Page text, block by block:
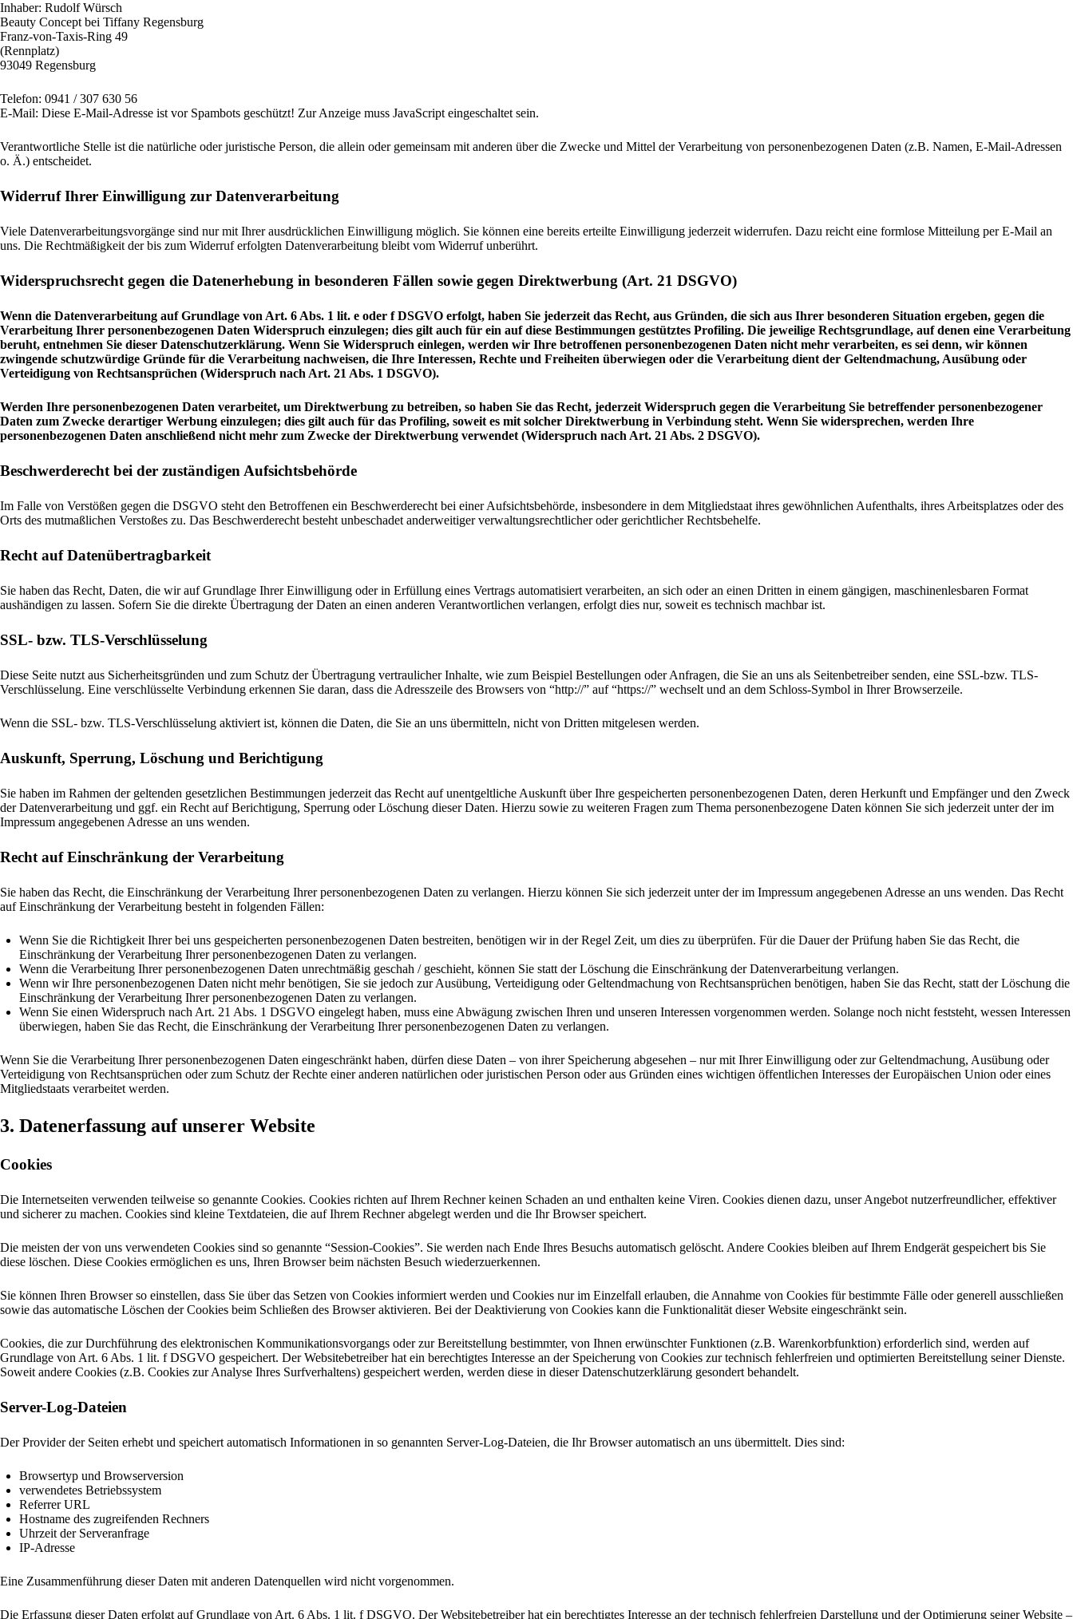
Inhaber: Rudolf Würsch
Beauty Concept bei Tiffany Regensburg
Franz-von-Taxis-Ring 49
(Rennplatz)
93049 Regensburg
Telefon: 0941 / 307 630 56
E-Mail: Diese E-Mail-Adresse ist vor Spambots geschützt! Zur Anzeige muss JavaScript eingeschaltet sein.
Verantwortliche Stelle ist die natürliche oder juristische Person, die allein oder gemeinsam mit anderen über die Zwecke und Mittel der Verarbeitung von personenbezogenen Daten (z.B. Namen, E-Mail-Adressen
o. Ä.) entscheidet.
Widerruf Ihrer Einwilligung zur Datenverarbeitung
Viele Datenverarbeitungsvorgänge sind nur mit Ihrer ausdrücklichen Einwilligung möglich. Sie können eine bereits erteilte Einwilligung jederzeit widerrufen. Dazu reicht eine formlose Mitteilung per E-Mail an
uns. Die Rechtmäßigkeit der bis zum Widerruf erfolgten Datenverarbeitung bleibt vom Widerruf unberührt.
Widerspruchsrecht gegen die Datenerhebung in besonderen Fällen sowie gegen Direktwerbung (Art. 21 DSGVO)
Wenn die Datenverarbeitung auf Grundlage von Art. 6 Abs. 1 lit. e oder f DSGVO erfolgt, haben Sie jederzeit das Recht, aus Gründen, die sich aus Ihrer besonderen Situation ergeben, gegen die
Verarbeitung Ihrer personenbezogenen Daten Widerspruch einzulegen; dies gilt auch für ein auf diese Bestimmungen gestütztes Profiling. Die jeweilige Rechtsgrundlage, auf denen eine Verarbeitung
beruht, entnehmen Sie dieser Datenschutzerklärung. Wenn Sie Widerspruch einlegen, werden wir Ihre betroffenen personenbezogenen Daten nicht mehr verarbeiten, es sei denn, wir können
zwingende schutzwürdige Gründe für die Verarbeitung nachweisen, die Ihre Interessen, Rechte und Freiheiten überwiegen oder die Verarbeitung dient der Geltendmachung, Ausübung oder
Verteidigung von Rechtsansprüchen (Widerspruch nach Art. 21 Abs. 1 DSGVO).
Werden Ihre personenbezogenen Daten verarbeitet, um Direktwerbung zu betreiben, so haben Sie das Recht, jederzeit Widerspruch gegen die Verarbeitung Sie betreffender personenbezogener
Daten zum Zwecke derartiger Werbung einzulegen; dies gilt auch für das Profiling, soweit es mit solcher Direktwerbung in Verbindung steht. Wenn Sie widersprechen, werden Ihre
personenbezogenen Daten anschließend nicht mehr zum Zwecke der Direktwerbung verwendet (Widerspruch nach Art. 21 Abs. 2 DSGVO).
Beschwerderecht bei der zuständigen Aufsichtsbehörde
Im Falle von Verstößen gegen die DSGVO steht den Betroffenen ein Beschwerderecht bei einer Aufsichtsbehörde, insbesondere in dem Mitgliedstaat ihres gewöhnlichen Aufenthalts, ihres Arbeitsplatzes oder des
Orts des mutmaßlichen Verstoßes zu. Das Beschwerderecht besteht unbeschadet anderweitiger verwaltungsrechtlicher oder gerichtlicher Rechtsbehelfe.
Recht auf Datenübertragbarkeit
Sie haben das Recht, Daten, die wir auf Grundlage Ihrer Einwilligung oder in Erfüllung eines Vertrags automatisiert verarbeiten, an sich oder an einen Dritten in einem gängigen, maschinenlesbaren Format
aushändigen zu lassen. Sofern Sie die direkte Übertragung der Daten an einen anderen Verantwortlichen verlangen, erfolgt dies nur, soweit es technisch machbar ist.
SSL- bzw. TLS-Verschlüsselung
Diese Seite nutzt aus Sicherheitsgründen und zum Schutz der Übertragung vertraulicher Inhalte, wie zum Beispiel Bestellungen oder Anfragen, die Sie an uns als Seitenbetreiber senden, eine SSL-bzw. TLS-
Verschlüsselung. Eine verschlüsselte Verbindung erkennen Sie daran, dass die Adresszeile des Browsers von “http://” auf “https://” wechselt und an dem Schloss-Symbol in Ihrer Browserzeile.
Wenn die SSL- bzw. TLS-Verschlüsselung aktiviert ist, können die Daten, die Sie an uns übermitteln, nicht von Dritten mitgelesen werden.
Auskunft, Sperrung, Löschung und Berichtigung
Sie haben im Rahmen der geltenden gesetzlichen Bestimmungen jederzeit das Recht auf unentgeltliche Auskunft über Ihre gespeicherten personenbezogenen Daten, deren Herkunft und Empfänger und den Zweck
der Datenverarbeitung und ggf. ein Recht auf Berichtigung, Sperrung oder Löschung dieser Daten. Hierzu sowie zu weiteren Fragen zum Thema personenbezogene Daten können Sie sich jederzeit unter der im
Impressum angegebenen Adresse an uns wenden.
Recht auf Einschränkung der Verarbeitung
Sie haben das Recht, die Einschränkung der Verarbeitung Ihrer personenbezogenen Daten zu verlangen. Hierzu können Sie sich jederzeit unter der im Impressum angegebenen Adresse an uns wenden. Das Recht
auf Einschränkung der Verarbeitung besteht in folgenden Fällen:
Wenn Sie die Richtigkeit Ihrer bei uns gespeicherten personenbezogenen Daten bestreiten, benötigen wir in der Regel Zeit, um dies zu überprüfen. Für die Dauer der Prüfung haben Sie das Recht, die
Einschränkung der Verarbeitung Ihrer personenbezogenen Daten zu verlangen.
Wenn die Verarbeitung Ihrer personenbezogenen Daten unrechtmäßig geschah / geschieht, können Sie statt der Löschung die Einschränkung der Datenverarbeitung verlangen.
Wenn wir Ihre personenbezogenen Daten nicht mehr benötigen, Sie sie jedoch zur Ausübung, Verteidigung oder Geltendmachung von Rechtsansprüchen benötigen, haben Sie das Recht, statt der Löschung die
Einschränkung der Verarbeitung Ihrer personenbezogenen Daten zu verlangen.
Wenn Sie einen Widerspruch nach Art. 21 Abs. 1 DSGVO eingelegt haben, muss eine Abwägung zwischen Ihren und unseren Interessen vorgenommen werden. Solange noch nicht feststeht, wessen Interessen
überwiegen, haben Sie das Recht, die Einschränkung der Verarbeitung Ihrer personenbezogenen Daten zu verlangen.
Wenn Sie die Verarbeitung Ihrer personenbezogenen Daten eingeschränkt haben, dürfen diese Daten – von ihrer Speicherung abgesehen – nur mit Ihrer Einwilligung oder zur Geltendmachung, Ausübung oder
Verteidigung von Rechtsansprüchen oder zum Schutz der Rechte einer anderen natürlichen oder juristischen Person oder aus Gründen eines wichtigen öffentlichen Interesses der Europäischen Union oder eines
Mitgliedstaats verarbeitet werden.
3. Datenerfassung auf unserer Website
Cookies
Die Internetseiten verwenden teilweise so genannte Cookies. Cookies richten auf Ihrem Rechner keinen Schaden an und enthalten keine Viren. Cookies dienen dazu, unser Angebot nutzerfreundlicher, effektiver
und sicherer zu machen. Cookies sind kleine Textdateien, die auf Ihrem Rechner abgelegt werden und die Ihr Browser speichert.
Die meisten der von uns verwendeten Cookies sind so genannte “Session-Cookies”. Sie werden nach Ende Ihres Besuchs automatisch gelöscht. Andere Cookies bleiben auf Ihrem Endgerät gespeichert bis Sie
diese löschen. Diese Cookies ermöglichen es uns, Ihren Browser beim nächsten Besuch wiederzuerkennen.
Sie können Ihren Browser so einstellen, dass Sie über das Setzen von Cookies informiert werden und Cookies nur im Einzelfall erlauben, die Annahme von Cookies für bestimmte Fälle oder generell ausschließen
sowie das automatische Löschen der Cookies beim Schließen des Browser aktivieren. Bei der Deaktivierung von Cookies kann die Funktionalität dieser Website eingeschränkt sein.
Cookies, die zur Durchführung des elektronischen Kommunikationsvorgangs oder zur Bereitstellung bestimmter, von Ihnen erwünschter Funktionen (z.B. Warenkorbfunktion) erforderlich sind, werden auf
Grundlage von Art. 6 Abs. 1 lit. f DSGVO gespeichert. Der Websitebetreiber hat ein berechtigtes Interesse an der Speicherung von Cookies zur technisch fehlerfreien und optimierten Bereitstellung seiner Dienste.
Soweit andere Cookies (z.B. Cookies zur Analyse Ihres Surfverhaltens) gespeichert werden, werden diese in dieser Datenschutzerklärung gesondert behandelt.
Server-Log-Dateien
Der Provider der Seiten erhebt und speichert automatisch Informationen in so genannten Server-Log-Dateien, die Ihr Browser automatisch an uns übermittelt. Dies sind:
Browsertyp und Browserversion
verwendetes Betriebssystem
Referrer URL
Hostname des zugreifenden Rechners
Uhrzeit der Serveranfrage
IP-Adresse
Eine Zusammenführung dieser Daten mit anderen Datenquellen wird nicht vorgenommen.
Die Erfassung dieser Daten erfolgt auf Grundlage von Art. 6 Abs. 1 lit. f DSGVO. Der Websitebetreiber hat ein berechtigtes Interesse an der technisch fehlerfreien Darstellung und der Optimierung seiner Website –